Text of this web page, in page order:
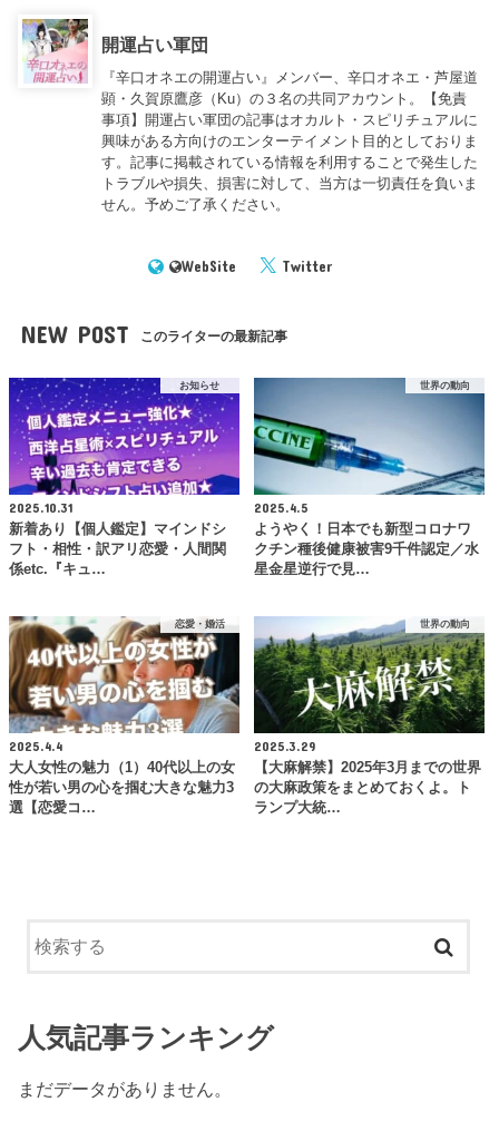
開運占い軍団
『辛口オネエの開運占い』メンバー、辛口オネエ・芦屋道
顕・久賀原鷹彦（Ku）の３名の共同アカウント。【免責
事項】開運占い軍団の記事はオカルト・スピリチュアルに
興味がある方向けのエンターテイメント目的としておりま
す。記事に掲載されている情報を利用することで発生した
トラブルや損失、損害に対して、当方は一切責任を負いま
せん。予めご了承ください。
WebSite Twitter
NEW POST このライターの最新記事
お知らせ
2025.10.31
新着あり【個人鑑定】マインドシ
フト・相性・訳アリ恋愛・人間関
係etc.『キュ…
世界の動向
2025.4.5
ようやく！日本でも新型コロナワ
クチン種後健康被害9千件認定／水
星金星逆行で見…
恋愛・婚活
2025.4.4
大人女性の魅力（1）40代以上の女
性が若い男の心を掴む大きな魅力3
選【恋愛コ…
世界の動向
2025.3.29
【大麻解禁】2025年3月までの世界
の大麻政策をまとめておくよ。ト
ランプ大統…
人気記事ランキング
まだデータがありません。